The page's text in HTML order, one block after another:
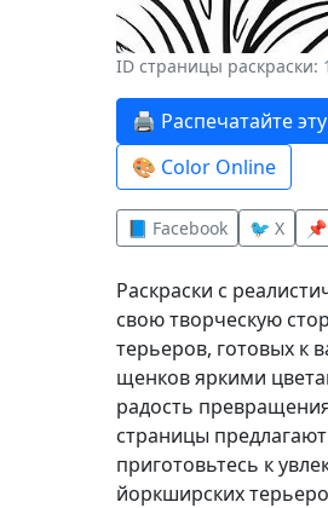
ID страницы раскраски:
🖨️ Распечатайте
🎨 Color Online
📘 Facebook 🐦 X
Раскраски с
свою творческую
терьеров, готовых к
щенков яркими
радость
страницы
приготовьтесь к
йоркширских